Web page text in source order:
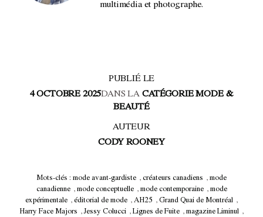
PUBLIÉ LE
4 OCTOBRE 2025DANS LACATÉGORIE MODE &
BEAUTÉ
AUTEUR
CODY ROONEY
Mots-clés : mode avant-gardiste , créateurs canadiens , mode
canadienne , mode conceptuelle , mode contemporaine , mode
expérimentale , éditorial de mode , AH25 , Grand Quai de Montréal ,
Harry Face Majors ,Jessy Colucci , Lignes de Fuite , magazine Liminul ,
multimédia et photographe.